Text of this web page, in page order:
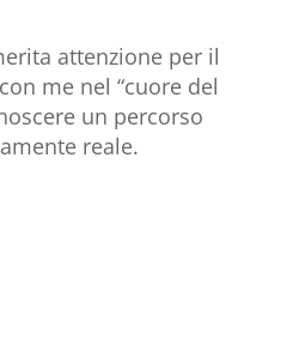
attenzione per il
me nel “cuore del
un percorso
reale.